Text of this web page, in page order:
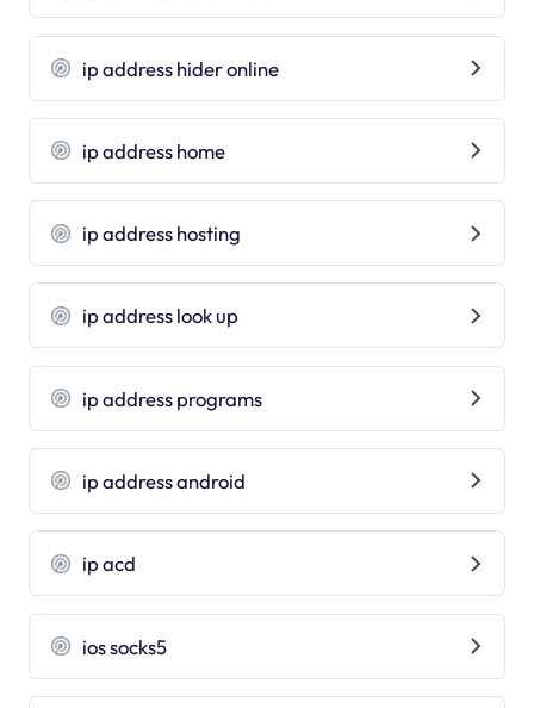
ip address hider online
ip address home
ip address hosting
ip address look up
ip address programs
ip address android
ip acd
ios socks5